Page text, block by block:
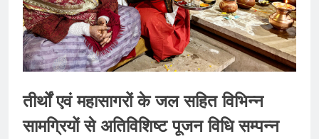
तीर्थों एवं महासागरों के जल सहित विभिन्न
सामग्रियों से अतिविशिष्ट पूजन विधि सम्पन्न